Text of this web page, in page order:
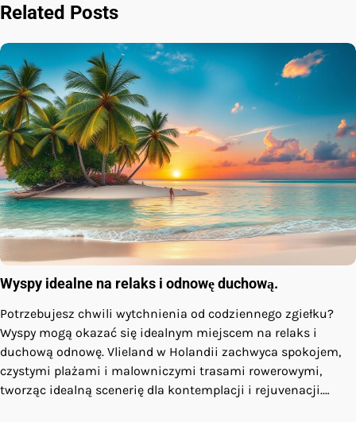
Related Posts
Wyspy idealne na relaks i odnowę duchową.
Potrzebujesz chwili wytchnienia od codziennego zgiełku?
Wyspy mogą okazać się idealnym miejscem na relaks i
duchową odnowę. Vlieland w Holandii zachwyca spokojem,
czystymi plażami i malowniczymi trasami rowerowymi,
tworząc idealną scenerię dla kontemplacji i rejuvenacji.…